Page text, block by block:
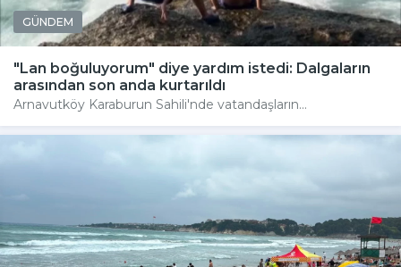
GÜNDEM
"Lan boğuluyorum" diye yardım istedi: Dalgaların
arasından son anda kurtarıldı
Arnavutköy Karaburun Sahili'nde vatandaşların...